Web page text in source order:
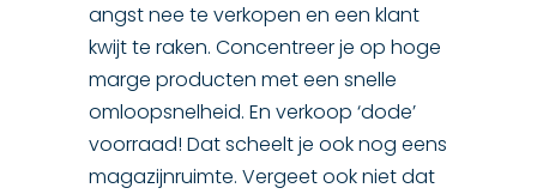
angst nee te verkopen en een klant
kwijt te raken. Concentreer je op hoge
marge producten met een snelle
omloopsnelheid. En verkoop ‘dode’
voorraad! Dat scheelt je ook nog eens
magazijnruimte. Vergeet ook niet dat